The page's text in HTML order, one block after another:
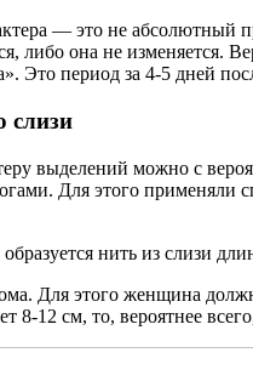
— это не абсолютный
либо она не изменяется.
Это период за 4-5 дней
слизи
выделений можно с
Для этого
нить из слизи
Для этого женщина
8-12 см, то, вероятнее